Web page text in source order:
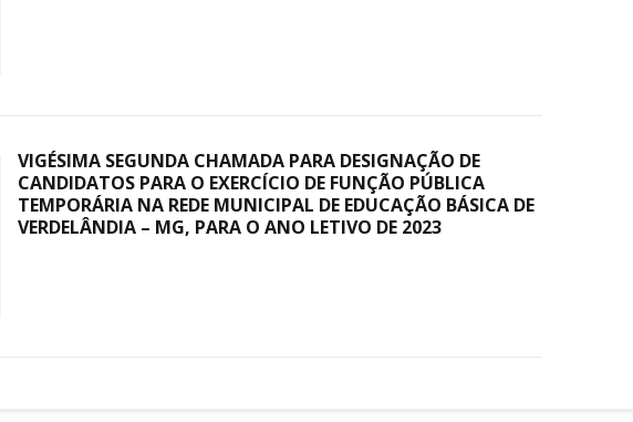
VIGÉSIMA SEGUNDA CHAMADA PARA DESIGNAÇÃO DE
CANDIDATOS PARA O EXERCÍCIO DE FUNÇÃO PÚBLICA
TEMPORÁRIA NA REDE MUNICIPAL DE EDUCAÇÃO BÁSICA DE
VERDELÂNDIA – MG, PARA O ANO LETIVO DE 2023